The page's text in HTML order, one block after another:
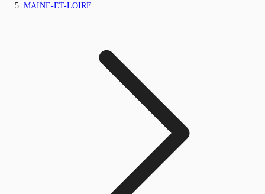
MAINE-ET-LOIRE